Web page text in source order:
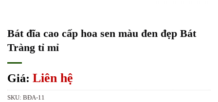
Bát đĩa cao cấp hoa sen màu đen đẹp Bát
Tràng tỉ mỉ
Giá: Liên hệ
SKU: BĐA-11